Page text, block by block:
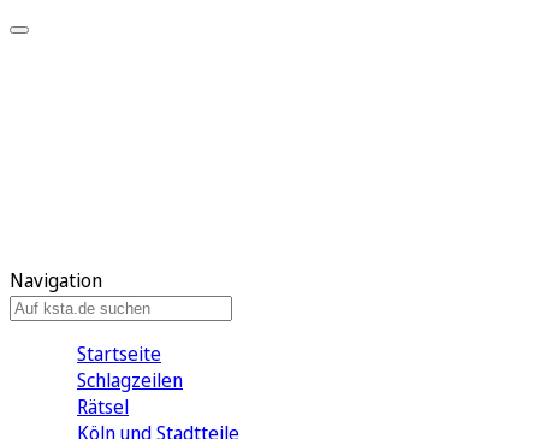
Navigation
Startseite
Schlagzeilen
Rätsel
Köln und Stadtteile